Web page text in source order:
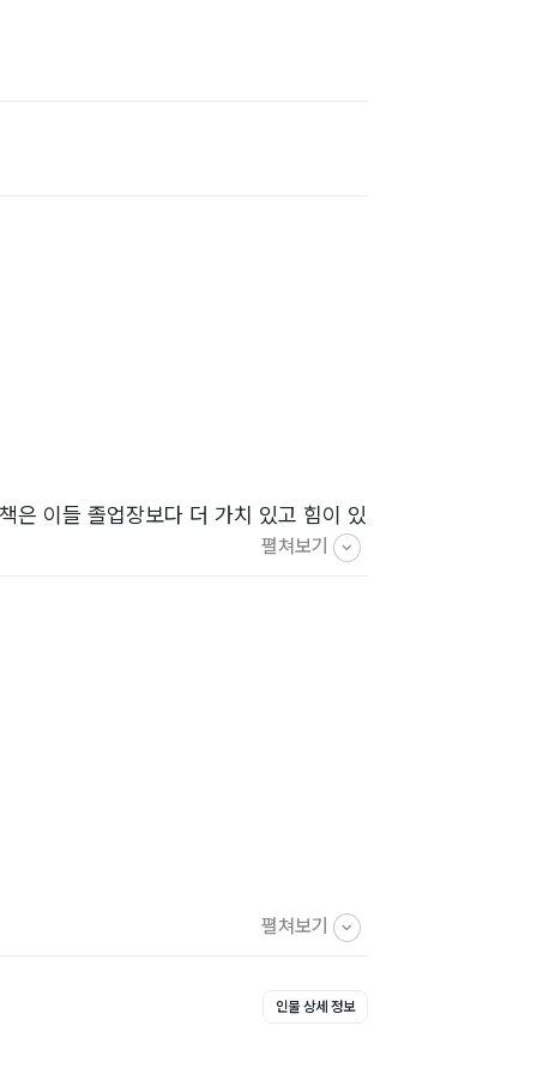
은 이들 졸업장보다 더 가치 있고 힘이 있
펼쳐보기
펼쳐보기
인물 상세 정보